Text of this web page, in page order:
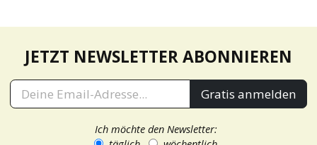
JETZT NEWSLETTER ABONNIEREN
Gratis anmelden
Ich möchte den Newsletter: